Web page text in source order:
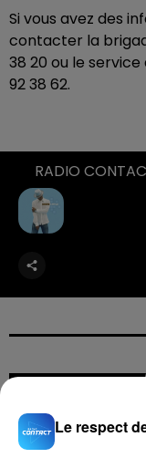
Si vous avez des
contacter la
38 20 ou le service
92 38 62.
FIL D'ACTU
Le respect